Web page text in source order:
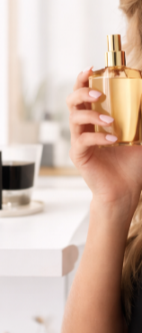
Contactos
Não